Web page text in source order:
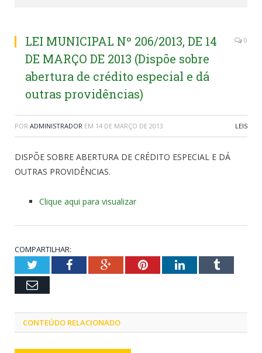
LEI MUNICIPAL Nº 206/2013, DE 14
DE MARÇO DE 2013 (Dispõe sobre
abertura de crédito especial e dá
outras providências)
0
POR ADMINISTRADOR EM 14 DE MARÇO DE 2013 LEIS
DISPÕE SOBRE ABERTURA DE CRÉDITO ESPECIAL E DÁ
OUTRAS PROVIDÊNCIAS.
Clique aqui para visualizar
COMPARTILHAR:
TwitterFacebookGoogle+PinterestLinkedInTumblr
Email
CONTEÚDO RELACIONADO